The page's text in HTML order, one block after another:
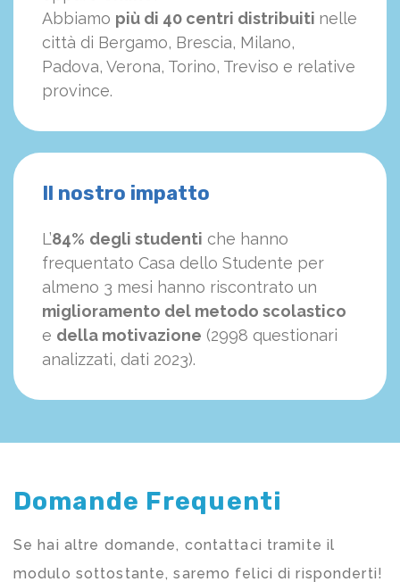
Abbiamo più di 40 centri distribuiti nelle
città di Bergamo, Brescia, Milano,
Padova, Verona, Torino, Treviso e relative
province.
Il nostro impatto
L’84% degli studenti che hanno
frequentato Casa dello Studente per
almeno 3 mesi hanno riscontrato un
miglioramento del metodo scolastico
e della motivazione (2998 questionari
analizzati, dati 2023).
Domande Frequenti
Se hai altre domande, contattaci tramite il
modulo sottostante, saremo felici di risponderti!